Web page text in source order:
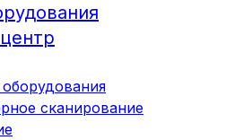
сканирование